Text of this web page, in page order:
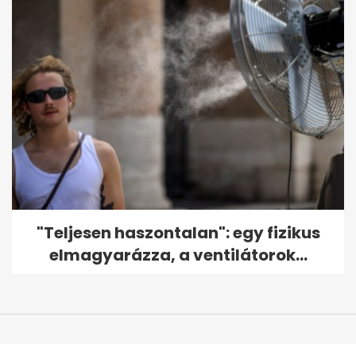
"Teljesen haszontalan": egy fizikus
elmagyarázza, a ventilátorok...